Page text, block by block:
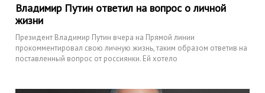
Владимир Путин ответил на вопрос о личной
жизни
Президент Владимир Путин вчера на Прямой линии
прокомментировал свою личную жизнь, таким образом ответив на
поставленный вопрос от россиянки. Ей хотело